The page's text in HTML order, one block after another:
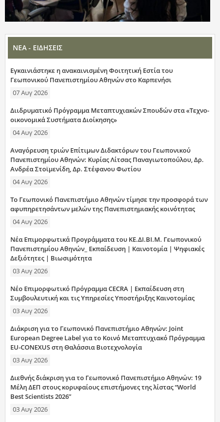
ΝΕΑ - ΕΙΔΗΣΕΙΣ
Εγκαινιάστηκε η ανακαινισμένη Φοιτητική Εστία του
Γεωπονικού Πανεπιστημίου Αθηνών στο Καρπενήσι
07 Αυγ 2026
Διιδρυματικό Πρόγραμμα Μεταπτυχιακών Σπουδών στα «Τεχνο-
οικονομικά Συστήματα Διοίκησης»
04 Αυγ 2026
Αναγόρευση τριών Επίτιμων Διδακτόρων του Γεωπονικού
Πανεπιστημίου Αθηνών: Κυρίας Λίτσας Παναγιωτοπούλου, Δρ.
Ανδρέα Στοϊμενίδη, Δρ. Στέφανου Φωτίου
04 Αυγ 2026
Το Γεωπονικό Πανεπιστήμιο Αθηνών τίμησε την προσφορά των
αφυπηρετησάντων μελών της Πανεπιστημιακής κοινότητας
04 Αυγ 2026
Νέα Επιμορφωτικά Προγράμματα του ΚΕ.ΔΙ.ΒΙ.Μ. Γεωπονικού
Πανεπιστημίου Αθηνών_ Εκπαίδευση | Καινοτομία | Ψηφιακές
Δεξιότητες | Βιωσιμότητα
03 Αυγ 2026
Νέο Επιμορφωτικό Πρόγραμμα CECRA | Εκπαίδευση στη
Συμβουλευτική και τις Υπηρεσίες Υποστήριξης Καινοτομίας
03 Αυγ 2026
Διάκριση για το Γεωπονικό Πανεπιστήμιο Αθηνών: Joint
European Degree Label για το Κοινό Μεταπτυχιακό Πρόγραμμα
EU-CONEXUS στη Θαλάσσια Βιοτεχνολογία
03 Αυγ 2026
Διεθνής διάκριση για το Γεωπονικό Πανεπιστήμιο Αθηνών: 19
Μέλη ΔΕΠ στους κορυφαίους επιστήμονες της λίστας “World
Best Scientists 2026”
03 Αυγ 2026